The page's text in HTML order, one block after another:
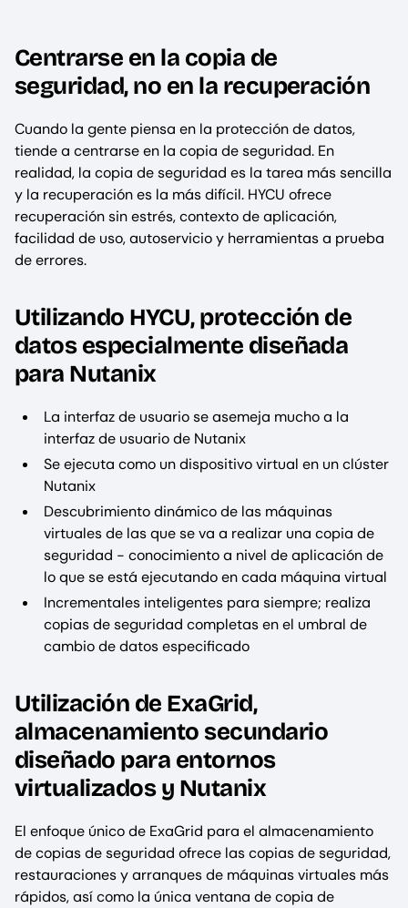
Centrarse en la copia de
seguridad, no en la recuperación
Cuando la gente piensa en la protección de datos,
tiende a centrarse en la copia de seguridad. En
realidad, la copia de seguridad es la tarea más sencilla
y la recuperación es la más difícil. HYCU ofrece
recuperación sin estrés, contexto de aplicación,
facilidad de uso, autoservicio y herramientas a prueba
de errores.
Utilizando HYCU, protección de
datos especialmente diseñada
para Nutanix
La interfaz de usuario se asemeja mucho a la
interfaz de usuario de Nutanix
Se ejecuta como un dispositivo virtual en un clúster
Nutanix
Descubrimiento dinámico de las máquinas
virtuales de las que se va a realizar una copia de
seguridad - conocimiento a nivel de aplicación de
lo que se está ejecutando en cada máquina virtual
Incrementales inteligentes para siempre; realiza
copias de seguridad completas en el umbral de
cambio de datos especificado
Utilización de ExaGrid,
almacenamiento secundario
diseñado para entornos
virtualizados y Nutanix
El enfoque único de ExaGrid para el almacenamiento
de copias de seguridad ofrece las copias de seguridad,
restauraciones y arranques de máquinas virtuales más
rápidos, así como la única ventana de copia de